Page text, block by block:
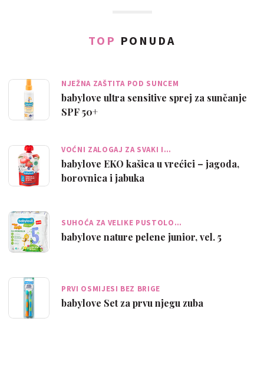
TOP PONUDA
NJEŽNA ZAŠTITA POD SUNCEM
babylove ultra sensitive sprej za sunčanje
SPF 50+
VOĆNI ZALOGAJ ZA SVAKI I…
babylove EKO kašica u vrećici – jagoda,
borovnica i jabuka
SUHOĆA ZA VELIKE PUSTOLO…
babylove nature pelene junior, vel. 5
PRVI OSMIJESI BEZ BRIGE
babylove Set za prvu njegu zuba